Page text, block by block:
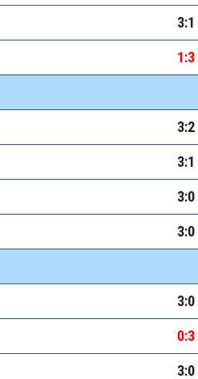
3:1
1:3
3:2
3:1
3:0
3:0
3:0
0:3
3:0